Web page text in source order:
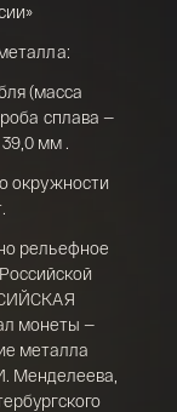
(масса
сплава —
мм .
окружности
рельефное
монеты —
металла
Менделеева,
рублей